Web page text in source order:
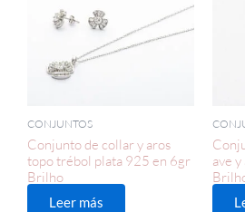
CONJUNTOS
Conjunto de collar y aros
topo trébol plata 925 en 6gr
Brilho
Leer más
ave